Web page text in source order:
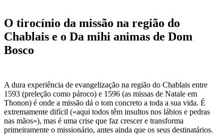
O tirocínio da missão na região do
Chablais e o Da mihi animas de Dom
Bosco
A dura experiência de evangelização na região do Chablais entre
1593 (preleção como pároco) e 1596 (as missas de Natale em
Thonon) é onde a missão dá o tom concreto a toda a sua vida. É
extremamente difícil («aqui todos têm insultos nos lábios e pedras
nas mãos»), mas é uma crise que faz crescer e transforma
primeiramente o missionário, antes ainda que os seus destinatários.